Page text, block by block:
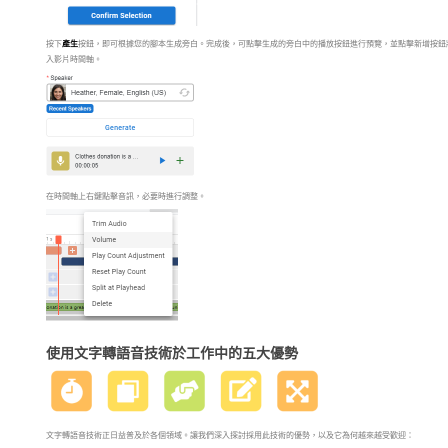
按下產生按鈕，即可根據您的腳本生成旁白。完成後，可點擊生成的旁白中的播放按鈕進行預覽，並點擊新增按
入影片時間軸。
在時間軸上右鍵點擊音訊，必要時進行調整。
使用文字轉語音技術於工作中的五大優勢
文字轉語音技術正日益普及於各個領域。讓我們深入探討採用此技術的優勢，以及它為何越來越受歡迎：